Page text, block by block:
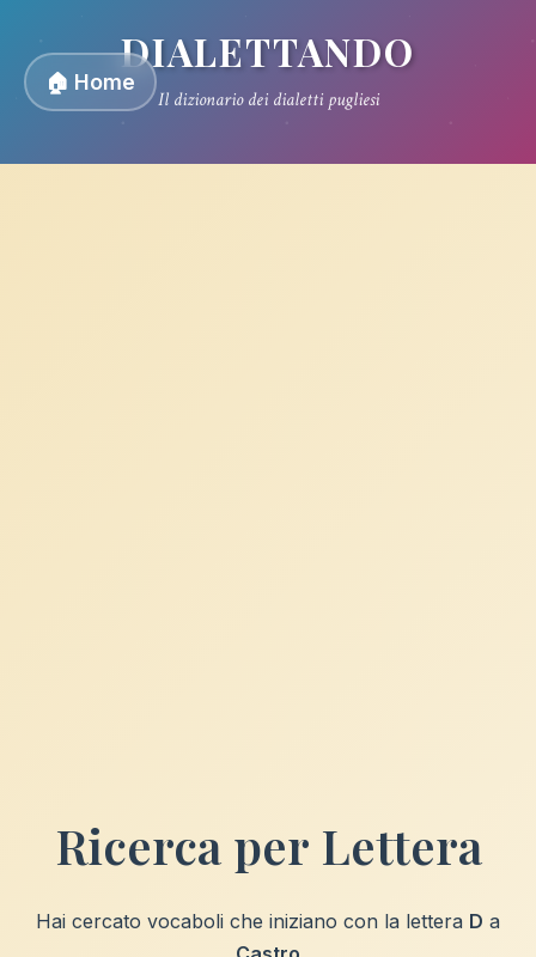
🏠 Home
DIALETTANDO
Il dizionario dei dialetti pugliesi
Ricerca per Lettera
Hai cercato vocaboli che iniziano con la lettera D a